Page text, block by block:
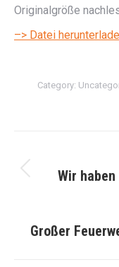
Originalgröße
–> Datei
Category:
Wir
Großer